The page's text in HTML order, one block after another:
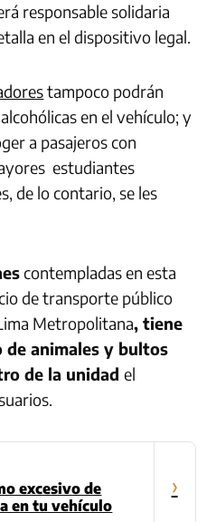
responsable solidaria
en el dispositivo legal.
tampoco podrán
en el vehículo; y
a pasajeros con
estudiantes
de lo contario, se les
contempladas en esta
de transporte público
Metropolitana, tiene
de animales y bultos
de la unidadel
excesivo de
en tu vehículo
›